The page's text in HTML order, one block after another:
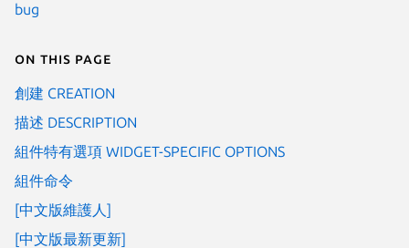
bug
On this page
創建 CREATION
描述 DESCRIPTION
組件特有選項 WIDGET-SPECIFIC OPTIONS
組件命令
[中文版維護人]
[中文版最新更新]